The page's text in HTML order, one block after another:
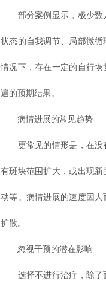
部分案例显示，极少数
状态的自我调节、局部微
情况下，存在一定的自行
遍的预期结果。
病情进展的常见趋势
更常见的情形是，在没
有斑块范围扩大，或出现
动等。病情进展的速度因
扩散。
忽视干预的潜在影响
选择不进行治疗，除了面